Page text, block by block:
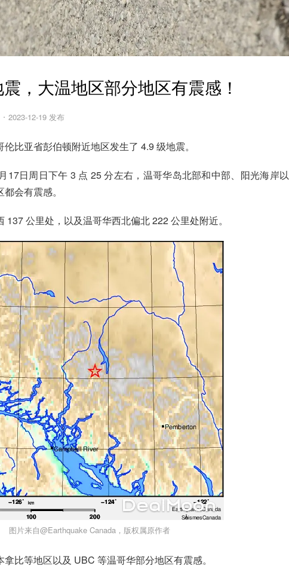
，大温地区部分地区有震感！
2023-12-19 发布
比亚省彭伯顿附近地区发生了 4.9 级地震。
17日周日下午 3 点 25 分左右，温哥华岛北部和中部、阳光海岸以
会有震感。
公里处，以及温哥华西北偏北 222 公里处附近。
图片来自@Earthquake Canada，版权属原作者
比等地区以及 UBC 等温哥华部分地区有震感。